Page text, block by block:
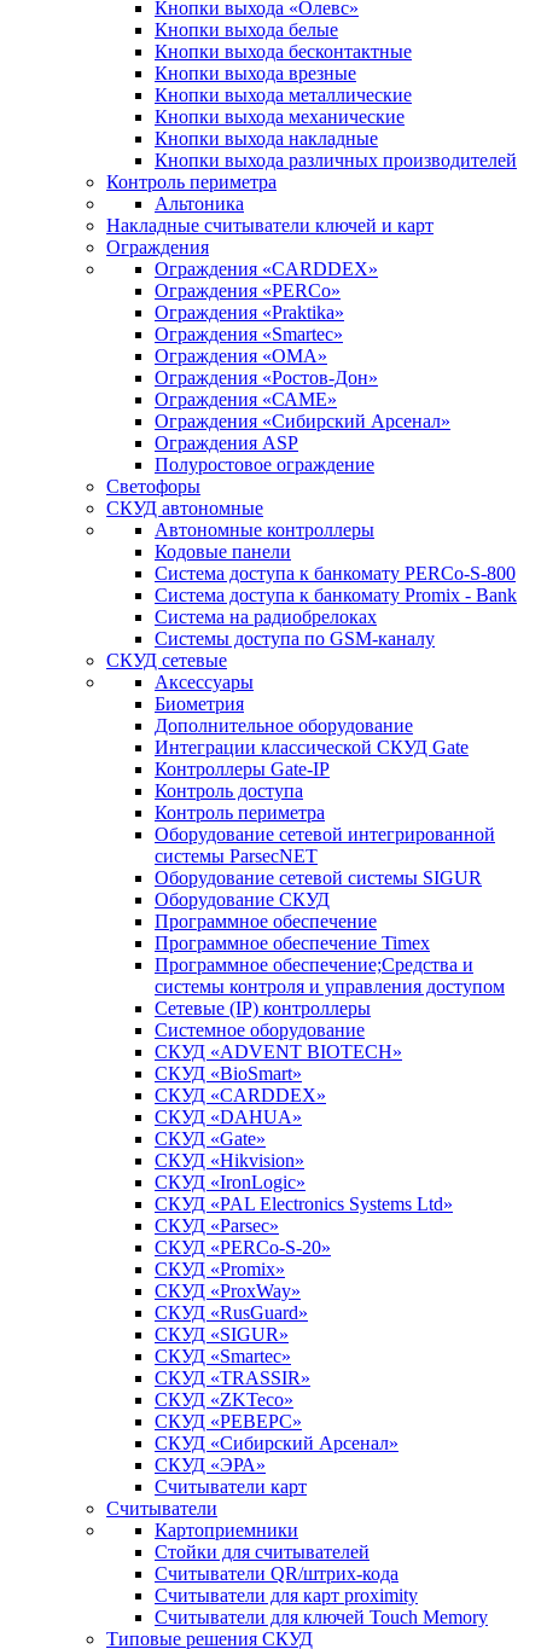
Кнопки выхода «Олевс»
Кнопки выхода белые
Кнопки выхода бесконтактные
Кнопки выхода врезные
Кнопки выхода металлические
Кнопки выхода механические
Кнопки выхода накладные
Кнопки выхода различных производителей
Контроль периметра
Альтоника
Накладные считыватели ключей и карт
Ограждения
Ограждения «CARDDEX»
Ограждения «PERCo»
Ограждения «Praktika»
Ограждения «Smartec»
Ограждения «ОМА»
Ограждения «Ростов-Дон»
Ограждения «САМЕ»
Ограждения «Сибирский Арсенал»
Ограждения ASP
Полуростовое ограждение
Светофоры
СКУД автономные
Автономные контроллеры
Кодовые панели
Система доступа к банкомату PERCo-S-800
Система доступа к банкомату Promix - Bank
Система на радиобрелоках
Системы доступа по GSM-каналу
СКУД сетевые
Аксессуары
Биометрия
Дополнительное оборудование
Интеграции классической СКУД Gate
Контроллеры Gate-IP
Контроль доступа
Контроль периметра
Оборудование сетевой интегрированной
системы ParsecNET
Оборудование сетевой системы SIGUR
Оборудование СКУД
Программное обеспечение
Программное обеспечение Timex
Программное обеспечение;Средства и
системы контроля и управления доступом
Сетевые (IP) контроллеры
Системное оборудование
СКУД «ADVENT BIOTECH»
СКУД «BioSmart»
СКУД «CARDDEX»
СКУД «DAHUA»
СКУД «Gate»
СКУД «Hikvision»
СКУД «IronLogic»
СКУД «PAL Electronics Systems Ltd»
СКУД «Parsec»
СКУД «PERCo-S-20»
СКУД «Promix»
СКУД «ProxWay»
СКУД «RusGuard»
СКУД «SIGUR»
СКУД «Smartec»
СКУД «TRASSIR»
СКУД «ZKTeco»
СКУД «РЕВЕРС»
СКУД «Сибирский Арсенал»
СКУД «ЭРА»
Считыватели карт
Считыватели
Картоприемники
Стойки для считывателей
Считыватели QR/штрих-кода
Считыватели для карт proximity
Считыватели для ключей Touch Memory
Типовые решения СКУД